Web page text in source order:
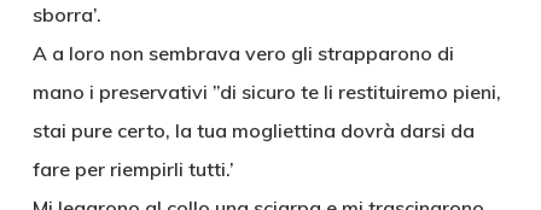
sborra’.
A a loro non sembrava vero gli strapparono di
mano i preservativi ”di sicuro te li restituiremo pieni,
stai pure certo, la tua mogliettina dovrà darsi da
fare per riempirli tutti.’